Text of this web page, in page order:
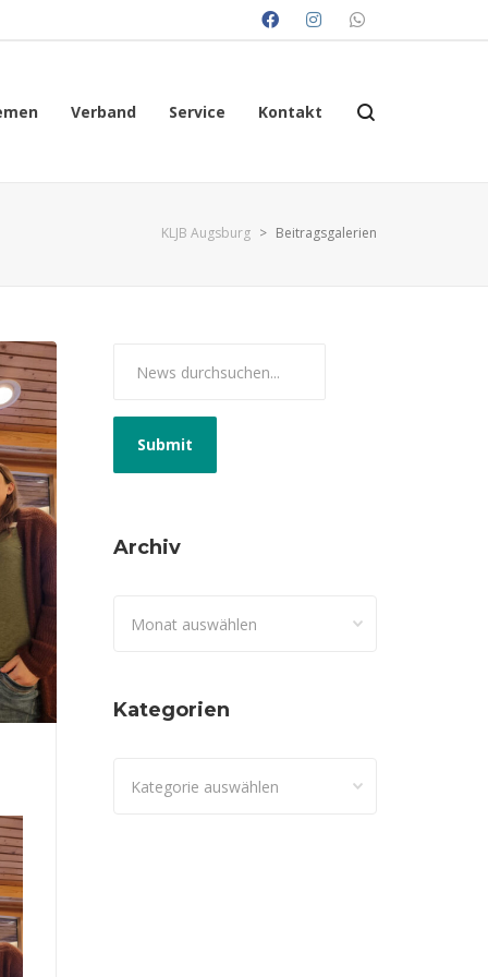
Verband Service Kontakt
KLJB Augsburg > Beitragsgalerien
Archiv
Kategorien